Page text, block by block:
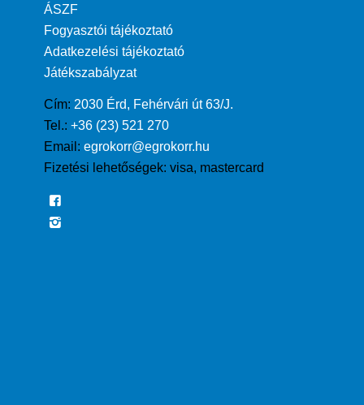
ÁSZF
Fogyasztói tájékoztató
Adatkezelési tájékoztató
Játékszabályzat
Cím: 2030 Érd, Fehérvári út 63/J.
Tel.: +36 (23) 521 270
Email: egrokorr@egrokorr.hu
Fizetési lehetőségek: visa, mastercard